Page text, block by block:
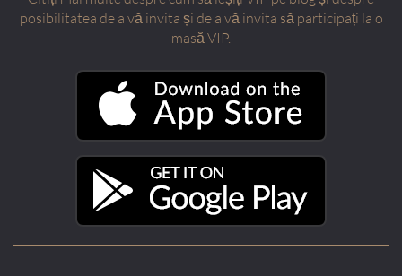
posibilitatea de a vă invita și de a vă invita să participați la o
masă VIP.